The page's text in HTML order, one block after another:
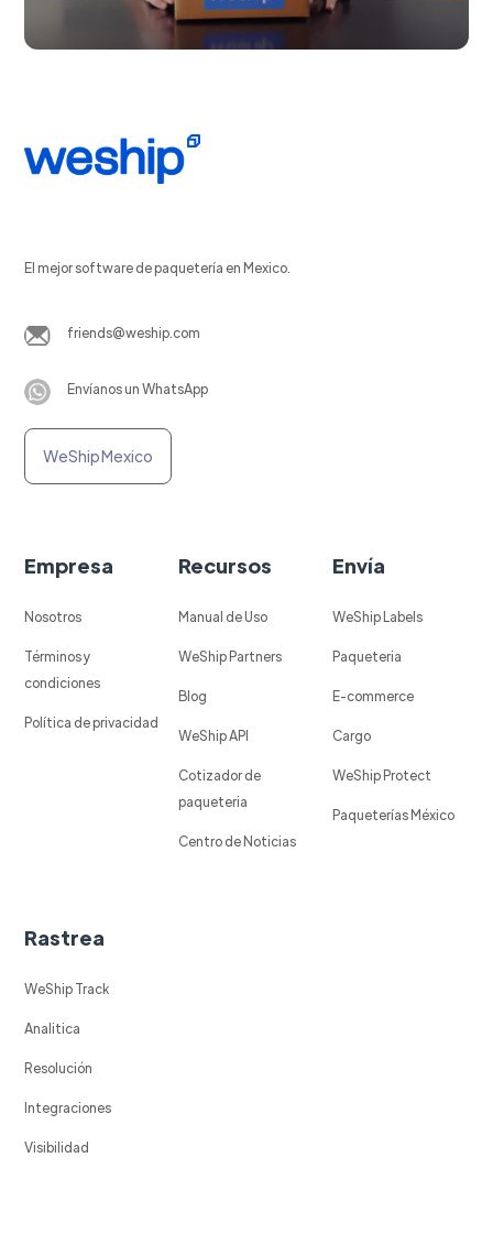
El mejor software de paquetería en Mexico.
friends@weship.com
Envíanos un WhatsApp
WeShip Mexico
Empresa
Nosotros
Términos y
condiciones
Política de privacidad
Recursos
Manual de Uso
WeShip Partners
Blog
WeShip API
Cotizador de
paqueteria
Centro de Noticias
Envía
WeShip Labels
Paqueteria
E-commerce
Cargo
WeShip Protect
Paqueterías México
Rastrea
WeShip Track
Analitica
Resolución
Integraciones
Visibilidad